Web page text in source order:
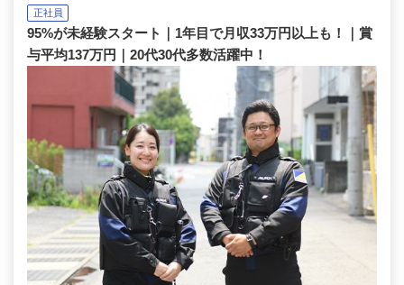
正社員
95%が未経験スタート｜1年目で月収33万円以上も！｜賞
与平均137万円｜20代30代多数活躍中！